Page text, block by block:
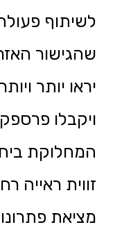
לשיתוף
שהגישור
יראו יותר
ויקבלו
המחלוקת
זווית ראייה
מציאת